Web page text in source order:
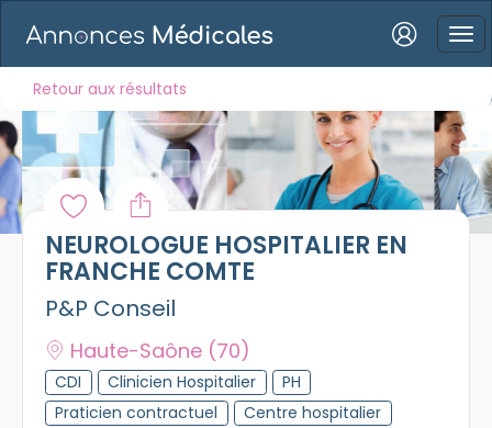
Mot de passe oublié ?
Connexion
Se connecter avec Facebook
Se connecter avec LinkedIn
Retour aux résultats
NEUROLOGUE HOSPITALIER EN
FRANCHE COMTE
P&P Conseil
Haute-Saône (70)
CDI Clinicien Hospitalier
PH
Praticien contractuel
Centre hospitalier